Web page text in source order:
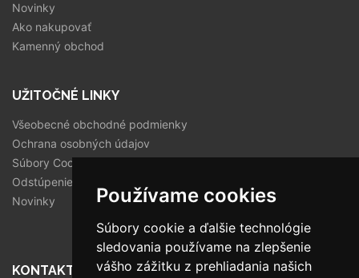
Používame cookies
Súbory cookie a ďalšie technológie
sledovania používame na zlepšenie
vášho zážitku z prehliadania našich
Novinky
Ako nakupovať
Kamenný obchod
UŽITOČNÉ LINKY
Všeobecné obchodné podmienky
Ochrana osobných údajov
Súbory Cookies
Odstúpenie od zmluvy
Novinky
KONTAKT